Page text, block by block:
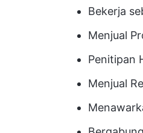
Bekerja
Menjual
Penitipan
Menjual